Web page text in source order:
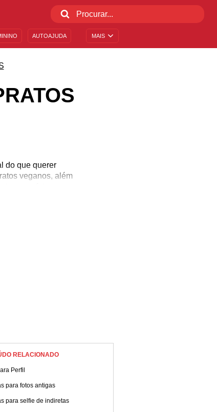
MAIS
AUTOAJUDA
do que querer
veganos, além
suas fotos com
aqueles que se
ver suas fotos
RELACIONADO
Perfil
para fotos antigas
para selfie de indiretas